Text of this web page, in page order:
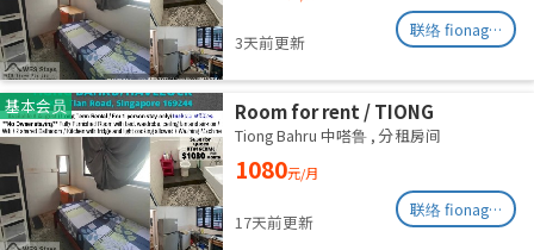
3天前更新
联络 fionag@transinex.com.sg
基本会员
Room for rent / TIONG
BAHRU/HAVELOCK / Common
room / 1pax stay / Available 6
August
Tiong Bahru 中嗒鲁 , 分租房间
1080元/月
17天前更新
联络 fionag@transinex.com.sg